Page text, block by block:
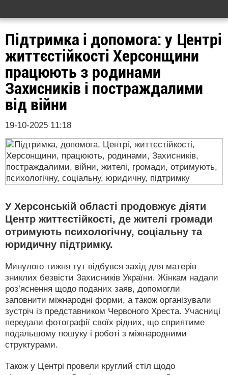
Підтримка і допомога: у Центрі
життєстійкості Херсонщини
працюють з родинами
Захисників і постраждалими
від війни
19-10-2025 11:18
У Херсонській області продовжує діяти
Центр життєстійкості, де жителі громади
отримують психологічну, соціальну та
юридичну підтримку.
Минулого тижня тут відбувся захід для матерів
зниклих безвісти Захисників України. Жінкам надали
роз’яснення щодо поданих заяв, допомогли
заповнити міжнародні форми, а також організували
зустріч із представником Червоного Хреста. Учасниці
передали фотографії своїх рідних, що сприятиме
подальшому пошуку і роботі з міжнародними
структурами.
Також у Центрі провели круглий стіл щодо